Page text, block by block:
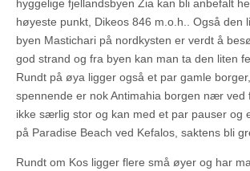
hyggelige fjellandsbyen Zia kan bli anbefalt
høyeste punkt, Dikeos 846 m.o.h.. Også den
byen Mastichari på nordkysten er verdt å
god strand og fra byen kan man ta den liten
Rundt på øya ligger også et par gamle
spennende er nok Antimahia borgen nær ved
ikke særlig stor og kan med et par pauser og
på Paradise Beach ved Kefalos, saktens bli
Rundt om Kos ligger flere små øyer og har